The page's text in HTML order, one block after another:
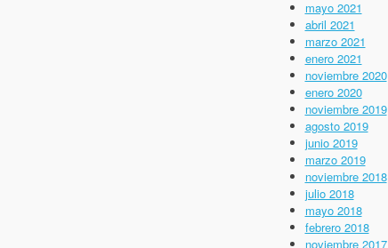
mayo 2021
abril 2021
marzo 2021
enero 2021
noviembre 2020
enero 2020
noviembre 2019
agosto 2019
junio 2019
marzo 2019
noviembre 2018
julio 2018
mayo 2018
febrero 2018
noviembre 2017